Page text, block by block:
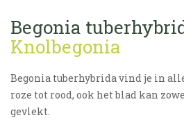
Begonia
Knolbegonia
Begonia tuberhybrida vind je in
roze tot rood, ook het blad kan
gevlekt.